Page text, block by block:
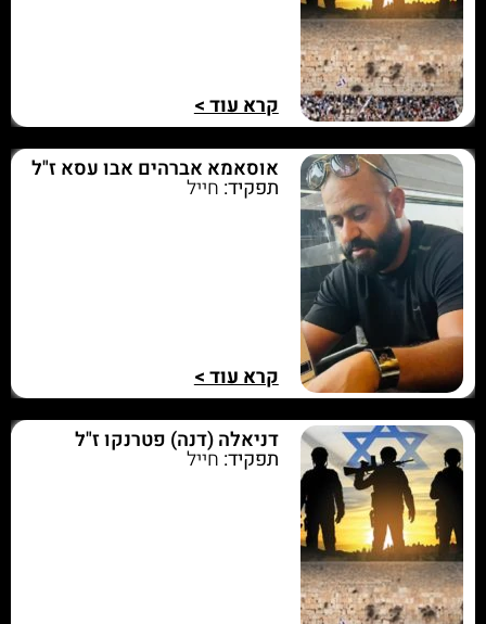
קרא עוד >
אוסאמא אברהים אבו עסא ז"ל
תפקיד: חייל
קרא עוד >
דניאלה (דנה) פטרנקו ז"ל
תפקיד: חייל